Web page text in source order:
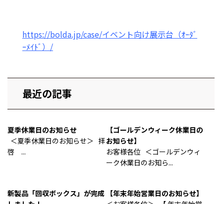
https://bolda.jp/case/イベント向け展示台（ｵｰﾀﾞ
ｰﾒｲﾄﾞ）/
最近の記事
夏季休業日のお知らせ
＜夏季休業日のお知らせ＞ 拝
啓 ...
【ゴールデンウィーク休業日の
お知らせ】
お客様各位 ＜ゴールデンウィ
ーク休業日のお知ら...
新製品「回収ボックス」が完成 【年末年始営業日のお知らせ】